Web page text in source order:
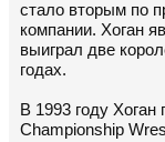
стало вторым по
компании. Хоган
выиграл две
годах.
В 1993 году Хоган
Championship